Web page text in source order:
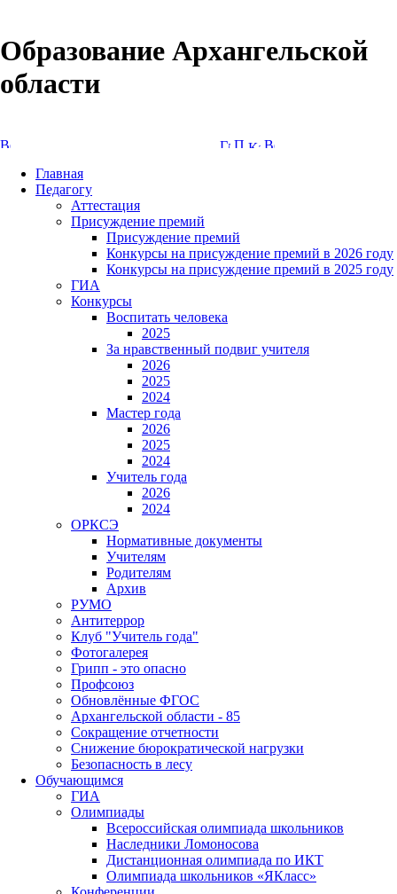
Образование Архангельской
области
Главная
Педагогу
Аттестация
Присуждение премий
Присуждение премий
Конкурсы на присуждение премий в 2026 году
Конкурсы на присуждение премий в 2025 году
ГИА
Конкурсы
Воспитать человека
2025
За нравственный подвиг учителя
2026
2025
2024
Мастер года
2026
2025
2024
Учитель года
2026
2024
ОРКСЭ
Нормативные документы
Учителям
Родителям
Архив
РУМО
Антитеррор
Клуб "Учитель года"
Фотогалерея
Грипп - это опасно
Профсоюз
Обновлённые ФГОС
Архангельской области - 85
Сокращение отчетности
Снижение бюрократической нагрузки
Безопасность в лесу
Обучающимся
ГИА
Олимпиады
Всероссийская олимпиада школьников
Наследники Ломоносова
Дистанционная олимпиада по ИКТ
Олимпиада школьников «ЯКласс»